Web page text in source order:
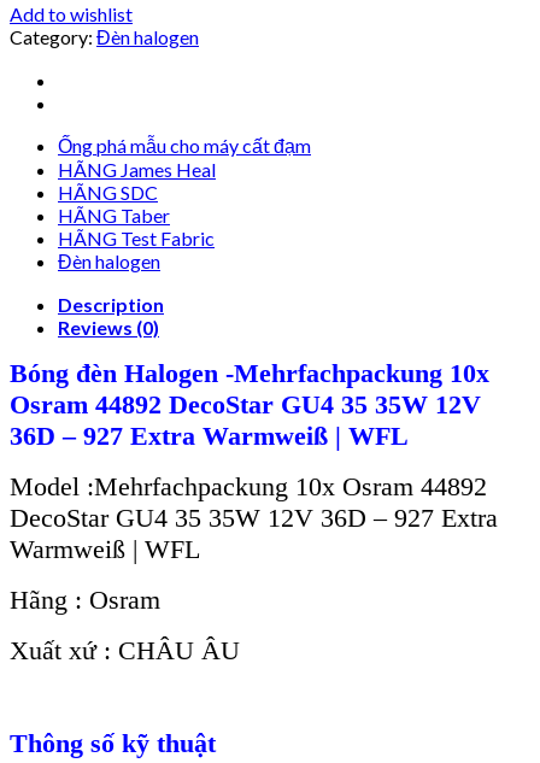
Add to wishlist
Category: Đèn halogen
Ống phá mẫu cho máy cất đạm
HÃNG James Heal
HÃNG SDC
HÃNG Taber
HÃNG Test Fabric
Đèn halogen
Description
Reviews (0)
Bóng đèn Halogen -Mehrfachpackung 10x
Osram 44892 DecoStar GU4 35 35W 12V
36D – 927 Extra Warmweiß | WFL
Model :Mehrfachpackung 10x Osram 44892
DecoStar GU4 35 35W 12V 36D – 927 Extra
Warmweiß | WFL
Hãng : Osram
Xuất xứ : CHÂU ÂU
Thông số kỹ thuật